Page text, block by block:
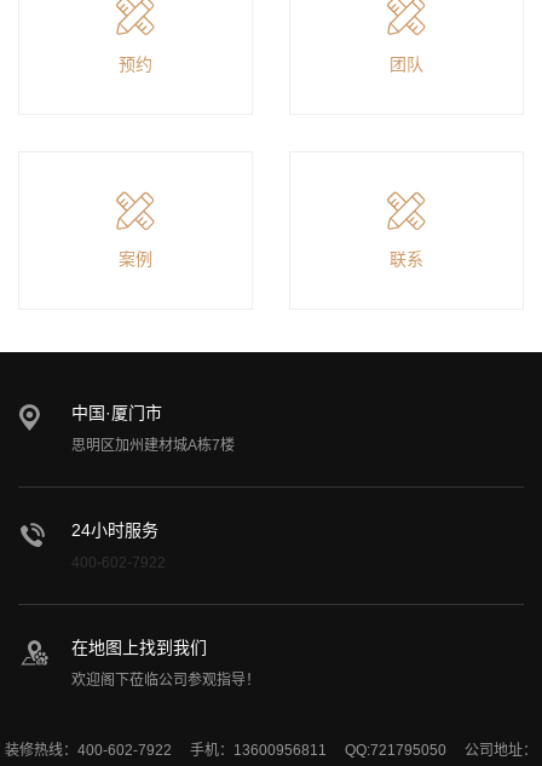
预约 团队
案例 联系
中国·厦门市
思明区加州建材城A栋7楼
24小时服务
400-602-7922
在地图上找到我们
欢迎阁下莅临公司参观指导！
装修热线：400-602-7922 手机：13600956811 QQ:721795050 公司地址：